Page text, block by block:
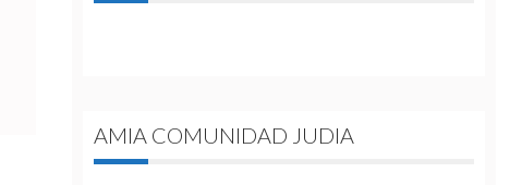
AMIA COMUNIDAD JUDIA